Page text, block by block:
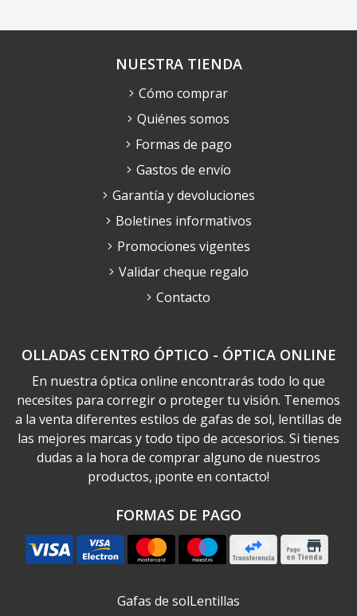
OLLADAS CENTRO ÓPTICO - ÓPTICA ONLINE
En nuestra óptica online encontrarás todo lo que
necesites para corregir o proteger tu visión. Tenemos
a la venta diferentes estilos de gafas de sol, lentillas de
las mejores marcas y todo tipo de accesorios. Si tienes
dudas a la hora de comprar alguno de nuestros
productos, ¡ponte en contacto!
FORMAS DE PAGO
NUESTRA TIENDA
Cómo comprar
Quiénes somos
Formas de pago
Gastos de envío
Garantía y devoluciones
Boletines informativos
Promociones vigentes
Validar cheque regalo
Contacto
Gafas de solLentillas